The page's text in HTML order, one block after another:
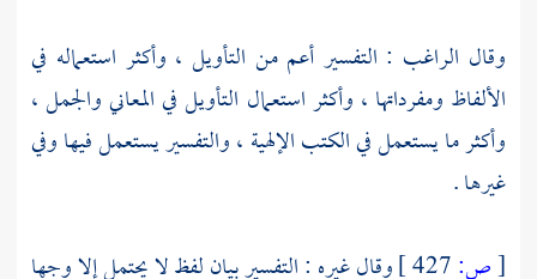
وقال الراغب : التفسير أعم من التأويل ، وأكثر استعماله في
الألفاظ ومفرداتها ، وأكثر استعمال التأويل في المعاني والجمل ،
وأكثر ما يستعمل في الكتب الإلهية ، والتفسير يستعمل فيها وفي
غيرها .
[ص:
وقال غيره : التفسير بيان لفظ لا يحتمل إلا وجها